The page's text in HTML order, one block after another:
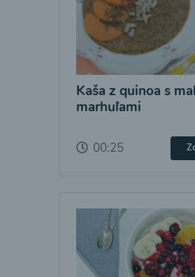
Kaša z quinoa s
marhuľami
00:25